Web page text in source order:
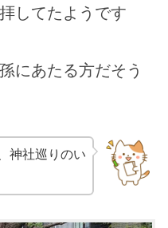
してたようです
にあたる方だそう
神社巡りのい